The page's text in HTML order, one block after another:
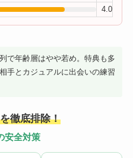
4.0
で年齢層はやや若め。特典も多
手とカジュアルに出会いの練習
徹底排除！
安全対策